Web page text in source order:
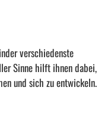
verschiedenste
Sinne hilft ihnen dabei,
und sich zu entwickeln.